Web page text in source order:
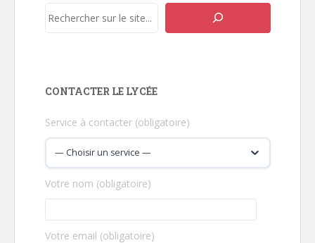
CONTACTER LE LYCÉE
Service à contacter (obligatoire)
Votre nom (obligatoire)
Votre email (obligatoire)